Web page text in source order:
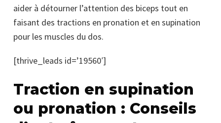
aider à détourner l’attention des biceps tout en
faisant des tractions en pronation et en supination
pour les muscles du dos.
[thrive_leads id=’19560′]
Traction en supination
ou pronation : Conseils